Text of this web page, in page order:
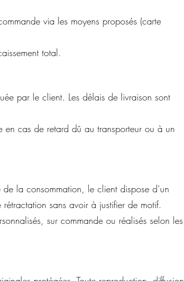
via les moyens proposés (carte
total.
par le client. Les délais de livraison sont
en cas de retard dû au transporteur ou à un
la consommation, le client dispose d’un
sans avoir à justifier de motif.
sur commande ou réalisés selon les